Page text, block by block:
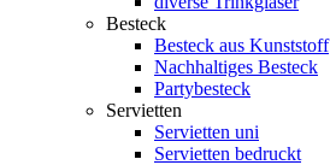
Besteck
Besteck aus Kunststoff
Nachhaltiges Besteck
Partybesteck
Servietten
Servietten uni
Servietten bedruckt